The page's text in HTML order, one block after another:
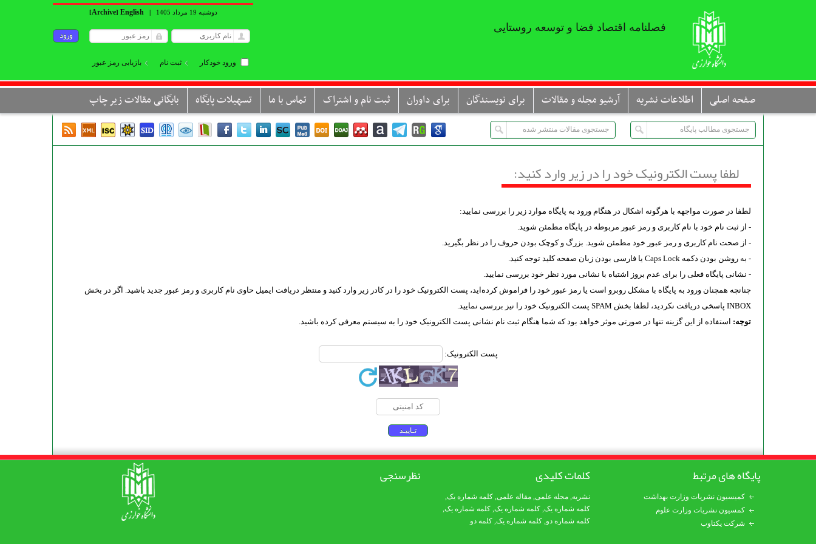
فصلنامه اقتصاد فضا و توسعه روستایی
دوشنبه 19 مرداد 1405 |
English
[Archive]
ورود خودکار ثبت نام بازیابی رمز عبور
صفحه اصلی اطلاعات نشریه آرشیو مجله و مقالات برای نویسندگان برای داوران ثبت نام و اشتراک تماس با ما تسهیلات پایگاه بایگانی مقالات زیر چاپ
لطفا پست الکترونیک خود را در زیر وارد کنید:
لطفا در صورت مواجهه با هرگونه اشکال در هنگام ورود به پایگاه موارد زیر را بررسی نمایید:
- از ثبت نام خود با نام کاربری و رمز عبور مربوطه در پایگاه مطمئن شوید.
- از صحت نام کاربری و رمز عبور خود مطمئن شوید. بزرگ و کوچک بودن حروف را در نظر بگیرید.
- به روشن بودن دکمه Caps Lock یا فارسی بودن زبان صفحه کلید توجه کنید.
- نشانی پایگاه فعلی را برای عدم بروز اشتباه با نشانی مورد نظر خود بررسی نمایید.
چنانچه همچنان ورود به پایگاه با مشکل روبرو است یا رمز عبور خود را فراموش کرده‌اید، پست الکترونیک خود را در کادر زیر وارد کنید و منتظر دریافت ایمیل حاوی نام کاربری و رمز عبور جدید باشید. اگر در بخش
INBOX پاسخی دریافت نکردید، لطفا بخش SPAM پست الکترونیک خود را نیز بررسی نمایید.
توجه: استفاده از این گزینه تنها در صورتی موثر خواهد بود که شما هنگام ثبت نام نشانی پست الکترونیک خود را به سیستم معرفی کرده باشید.
پست الکترونیک:
پایگاه های مرتبط
کمیسیون نشریات وزارت بهداشت
کمسیون نشریات وزارت علوم
شرکت یکتاوب
کلمات کلیدی
نشریه, مجله علمی, مقاله علمی, کلمه شماره یک,
کلمه شماره یک, کلمه شماره یک, کلمه شماره یک,
کلمه شماره دو, کلمه شماره یک, کلمه دو
نظرسنجی